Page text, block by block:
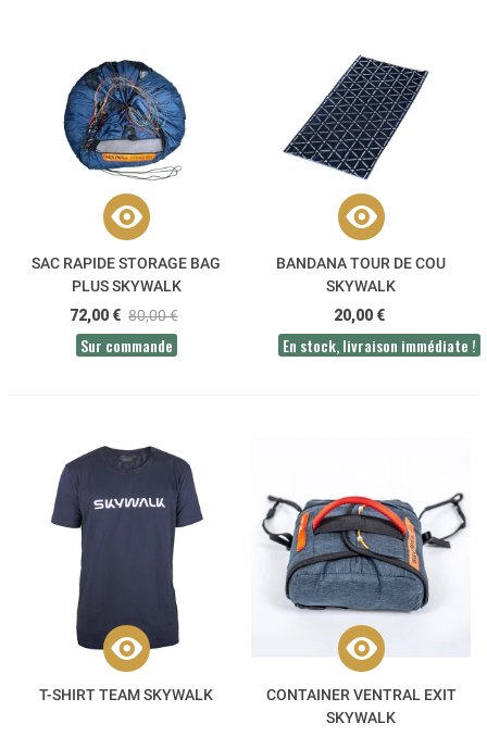
SAC RAPIDE STORAGE BAG
PLUS SKYWALK
72,00 € 80,00 €
Sur commande
BANDANA TOUR DE COU
SKYWALK
20,00 €
En stock, livraison immédiate !
T-SHIRT TEAM SKYWALK
CONTAINER VENTRAL EXIT
SKYWALK